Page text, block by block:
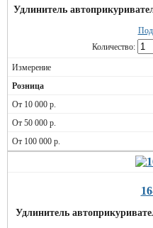
Удлинитель
Количество:
Удлинитель